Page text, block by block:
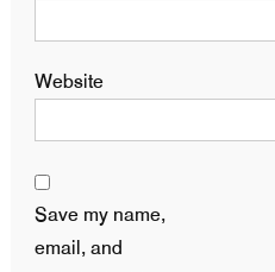
Website
Save my name,
email, and